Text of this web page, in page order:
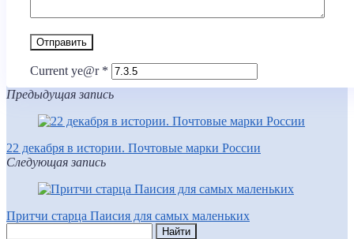
Current ye@r *
Предыдущая запись
22 декабря в истории. Почтовые марки России
Следующая запись
Притчи старца Паисия для самых маленьких